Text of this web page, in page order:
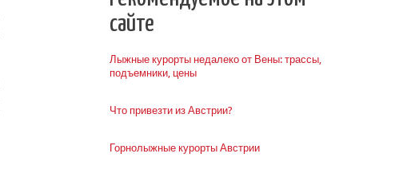
сайте
Лыжные курорты недалеко от Вены: трассы,
подъемники, цены
Что привезти из Австрии?
Горнолыжные курорты Австрии